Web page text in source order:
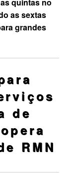
quintas no
as sextas
grandes
de
RMN